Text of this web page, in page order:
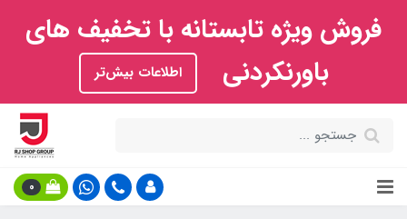
فروش ویژه تابستانه با تخفیف های
باورنکردنی
اطلاعات بیش‌تر
0